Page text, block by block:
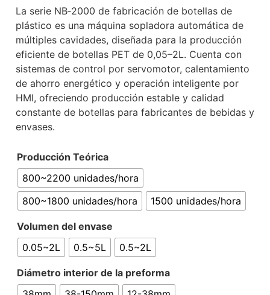
La serie NB‑2000 de fabricación de botellas de
plástico es una máquina sopladora automática de
múltiples cavidades, diseñada para la producción
eficiente de botellas PET de 0,05–2L. Cuenta con
sistemas de control por servomotor, calentamiento
de ahorro energético y operación inteligente por
HMI, ofreciendo producción estable y calidad
constante de botellas para fabricantes de bebidas y
envases.
Producción Teórica
800~2200 unidades/hora
800~1800 unidades/hora
1500 unidades/hora
Volumen del envase
0.05~2L
0.5~5L 0.5~2L
Diámetro interior de la preforma